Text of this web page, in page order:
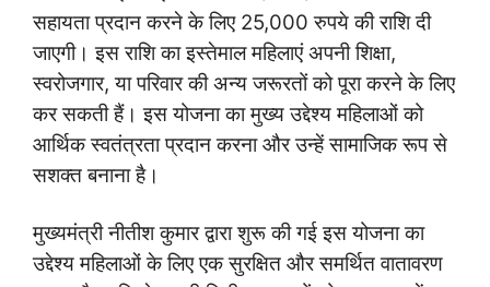
सहायता प्रदान करने के लिए 25,000 रुपये की राशि दी
जाएगी। इस राशि का इस्तेमाल महिलाएं अपनी शिक्षा,
स्वरोजगार, या परिवार की अन्य जरूरतों को पूरा करने के लिए
कर सकती हैं। इस योजना का मुख्य उद्देश्य महिलाओं को
आर्थिक स्वतंत्रता प्रदान करना और उन्हें सामाजिक रूप से
सशक्त बनाना है।
मुख्यमंत्री नीतीश कुमार द्वारा शुरू की गई इस योजना का
उद्देश्य महिलाओं के लिए एक सुरक्षित और समर्थित वातावरण